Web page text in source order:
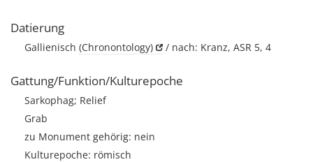
Datierung
Gallienisch (Chronontology) / nach: Kranz, ASR 5, 4
Gattung/Funktion/Kulturepoche
Sarkophag; Relief
Grab
zu Monument gehörig: nein
Kulturepoche: römisch